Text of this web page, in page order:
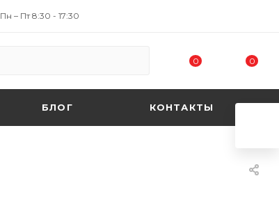
Пн – Пт 8:30 - 17:30
0 0
БЛОГ КОНТАКТЫ